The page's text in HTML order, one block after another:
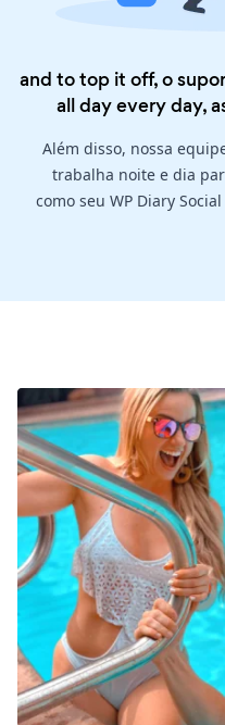
and to top it off, o
all day every day,
Além disso, nossa
trabalha noite e dia
como seu WP Diary